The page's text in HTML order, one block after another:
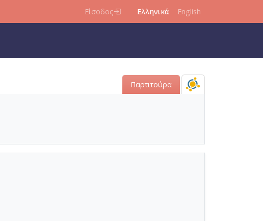
Είσοδος Ελληνικά English
Παρτιτούρα